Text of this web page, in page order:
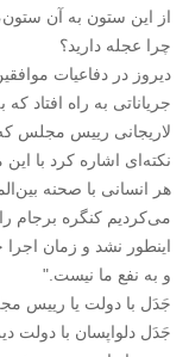
از این ستون به آن
چرا عجله دارید؟
دیروز در دفاعیات
جریاناتی به راه افتاد
لاریجانی رییس مجلس
نکته‌ای اشاره کرد با
هر انسانی با صحنه
می‌کردیم کنگره برجام
اینطور نشد و زمان
و به نفع ما نیست."
جَدَل با دولت یا رییس
جَدَل دلواپسان با دولت